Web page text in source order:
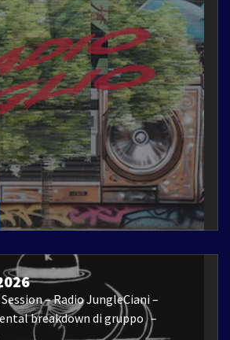
– Radio JungleCiani –
breakdown di gruppo –